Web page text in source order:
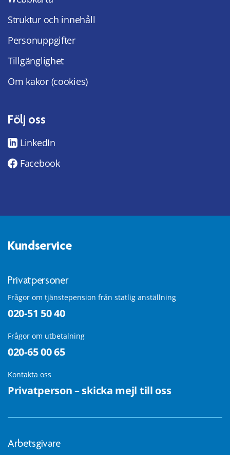
Struktur och innehåll
Personuppgifter
Tillgänglighet
Om kakor (cookies)
Följ oss
LinkedIn
Facebook
Kundservice
Privatpersoner
Frågor om tjänstepension från statlig anställning
020-51 50 40
Frågor om utbetalning
020-65 00 65
Kontakta oss
Privatperson – skicka mejl till oss
Arbetsgivare